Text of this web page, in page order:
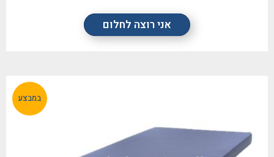
אני רוצה לחלום
במבצע